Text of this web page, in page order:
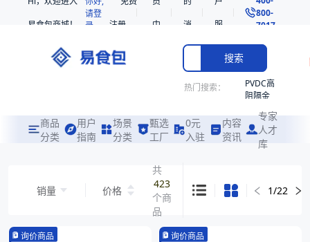
易食包商城！
请登
录
注册
中
消
息
服
务
800-
7017
搜索
热门搜索：
PVDC高
阻隔金
共挤热
收缩袋
收缩袋
商品
分类
用户
指南
场景
分类
甄选
工厂
0元
入驻
内容
资讯
专家
人才
库
销量 价格
共
423
个商
品
1/22
询价商品 询价商品